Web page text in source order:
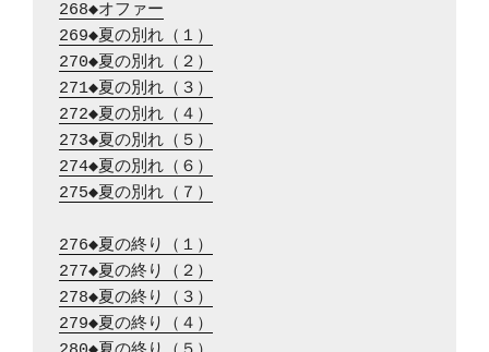
268◆オファー
269◆夏の別れ（１）
270◆夏の別れ（２）
271◆夏の別れ（３）
272◆夏の別れ（４）
273◆夏の別れ（５）
274◆夏の別れ（６）
275◆夏の別れ（７）
276◆夏の終り（１）
277◆夏の終り（２）
278◆夏の終り（３）
279◆夏の終り（４）